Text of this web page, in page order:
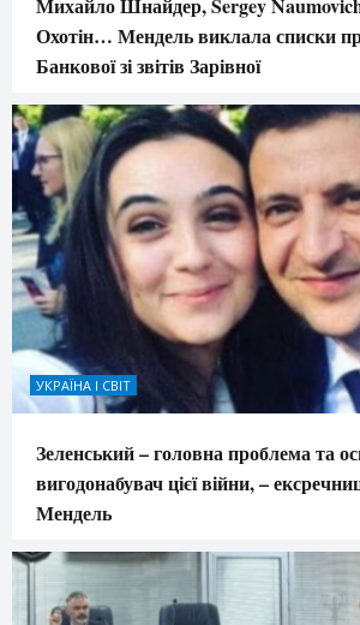
Охотін… Мендель виклала списки
Банкової зі звітів Зарівної
УКРАЇНА І СВІТ
Зеленський – головна проблема та
вигодонабувач цієї війни, –
Мендель